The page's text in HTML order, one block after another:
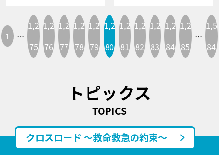
1 …
1,2
75
1,2
76
1,2
77
1,2
78
1,2
79
1,2
80
1,2
81
1,2
82
1,2
83
1,2
84
1,2
85
…
1,5
84
トピックス
TOPICS
クロスロード ～救命救急の約束～